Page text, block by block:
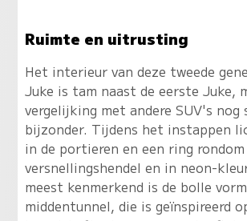
Ruimte en uitrusting
Het interieur van deze tweede
Juke is tam naast de eerste Juke,
vergelijking met andere SUV's nog
bijzonder. Tijdens het instappen
in de portieren en een ring rondom
versnellingshendel en in neon-
meest kenmerkend is de bolle
middentunnel, die is geïnspireerd